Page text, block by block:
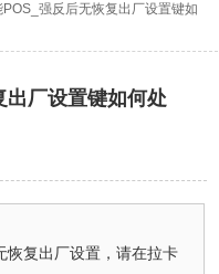
强反后无恢复出厂设置键如
出厂设置键如何处
恢复出厂设置，请在拉卡